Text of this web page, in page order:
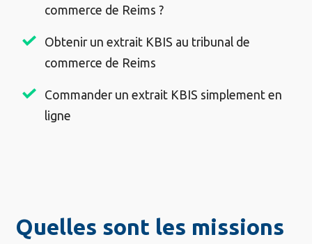
commerce de Reims ?
Obtenir un extrait KBIS au tribunal de
commerce de Reims
Commander un extrait KBIS simplement en
ligne
Quelles sont les missions